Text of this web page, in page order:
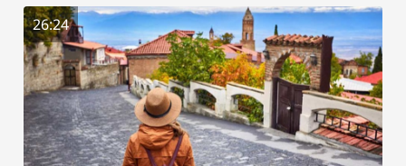
26:24